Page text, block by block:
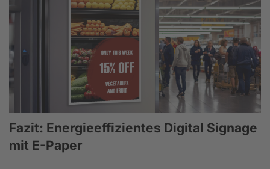
Fazit: Energieeffizientes Digital Signage
mit E-Paper